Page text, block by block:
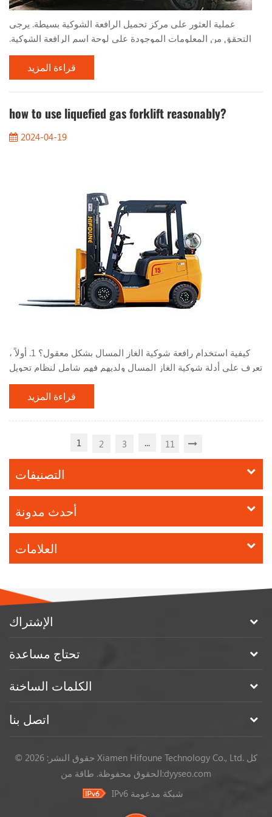
عملية العثور على مركز تحميل الرافعة الشوكية بسيطة. يرجى
التحقق من المعلومات الموجودة على لوحة اسم الرافعة الشوكية.
سيخبرك بما يلي: 1. المسافة من مركز التحميل 2. الصاري العمودي
3. الميل إلى اليمين 4. الارتفاع عندما تقوم بتكديس الأحمال
بالتساوي، مثل المنصات، سيكون مركز الحمولة في منتصف
الحمولة. لذا، بالنسبة لحمولة 1000 مم، سيكون مركز التحميل 500
قراءة المزيد
how to use liquefied gas forklift reasonably?
2024-04-19
كيفية استخدام رافعة شوكية الغاز المسال بشكل معقول؟ 1. أولاً ،
تعرف على أدلة شوكية الغاز المسال ولديهم فهم شامل لنظام تحويل
الغاز المسال. أثناء استخدام الرافعة الشوكية ، لا تقم بوقف الرافعة
الشوكية بالقرب من مصادر الحرارة أو النار ، مثل النيران المفتوحة
وأعقاب السجائر المحترقة. ، المريخ ، اللحام الكهربائي ، الآلات
والمعدات الكهربائية التي يمكن أن تنتج درجات حرارة عالية. لا تقم
قراءة المزيد
1 2 3 ... 11
التصنيفات
أحدث مدونة
العلامات
الإشتراك
تحتاج مساعدة
الكلمات الساخنة
اتصل بنا
© حقوق النشر: 2026 Xiamen Hifoune Technology Co., Ltd. كل
الحقوق محفوظة.طاقة من:dyyseo.com
IPv6 شبكة مدعومة